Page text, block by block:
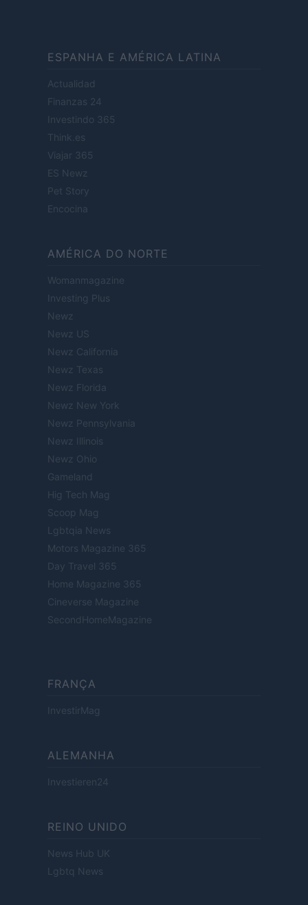
ESPANHA E AMÉRICA LATINA
Actualidad
Finanzas 24
Investindo 365
Think.es
Viajar 365
ES Newz
Pet Story
Encocina
AMÉRICA DO NORTE
Womanmagazine
Investing Plus
Newz
Newz US
Newz California
Newz Texas
Newz Florida
Newz New York
Newz Pennsylvania
Newz Illinois
Newz Ohio
Gameland
Hig Tech Mag
Scoop Mag
Lgbtqia News
Motors Magazine 365
Day Travel 365
Home Magazine 365
Cineverse Magazine
SecondHomeMagazine
FRANÇA
InvestirMag
ALEMANHA
Investieren24
REINO UNIDO
News Hub UK
Lgbtq News